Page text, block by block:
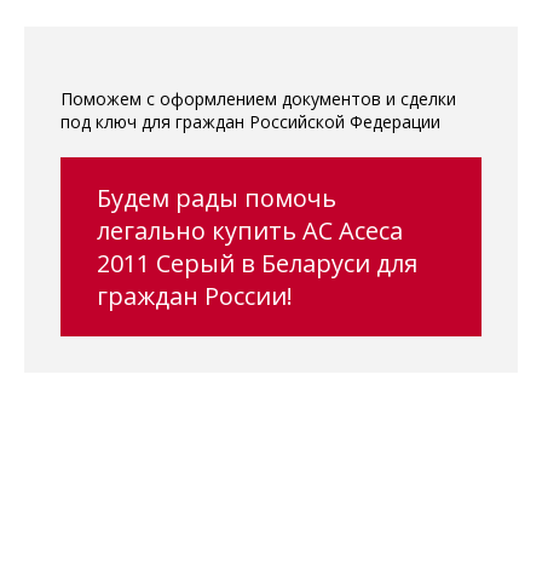
Поможем с оформлением документов и сделки
под ключ для граждан Российской Федерации
Будем рады помочь
легально купить AC Aceca
2011 Серый в Беларуси для
граждан России!